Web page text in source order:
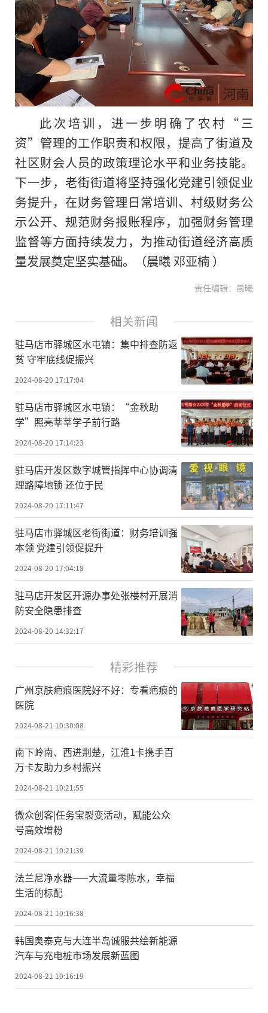
此次培训，进一步明确了农村“三
资”管理的工作职责和权限，提高了街道及
社区财会人员的政策理论水平和业务技能。
下一步，老街街道将坚持强化党建引领促业
务提升，在财务管理日常培训、村级财务公
示公开、规范财务报账程序，加强财务管理
监督等方面持续发力，为推动街道经济高质
量发展奠定坚实基础。（晨曦 邓亚楠 ）
责任编辑：晨曦
相关新闻
驻马店市驿城区水屯镇：集中排查防返
贫 守牢底线促振兴
2024-08-20 17:17:04
驻马店市驿城区水屯镇：“金秋助
学”照亮莘莘学子前行路
2024-08-20 17:14:23
驻马店开发区数字城管指挥中心协调清
理路障地锁 还位于民
2024-08-20 17:11:47
驻马店市驿城区老街街道：财务培训强
本领 党建引领促提升
2024-08-20 17:04:18
驻马店开发区开源办事处张楼村开展消
防安全隐患排查
2024-08-20 14:32:17
精彩推荐
广州京肤疤痕医院好不好：专看疤痕的
医院
2024-08-21 10:30:08
南下岭南、西进荆楚，江淮1卡携手百
万卡友助力乡村振兴
2024-08-21 10:21:55
微众创客|‌任务宝裂变活动，赋能公众
号高效增粉
2024-08-21 10:21:39
法兰尼净水器——大流量零陈水，幸福
生活的标配
2024-08-21 10:16:38
韩国奥泰克与大连半岛诚服共绘新能源
汽车与充电桩市场发展新蓝图
2024-08-21 10:16:19